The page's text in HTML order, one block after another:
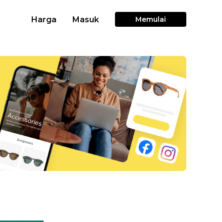
Harga Masuk Memulai